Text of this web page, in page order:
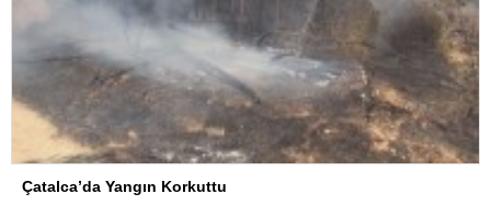
Çatalca’da Yangın Korkuttu